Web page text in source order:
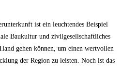
ist ein leuchtendes Beispiel
Baukultur und zivilgesellschaftliches
gehen können, um einen wertvollen
der Region zu leisten. Noch ist das